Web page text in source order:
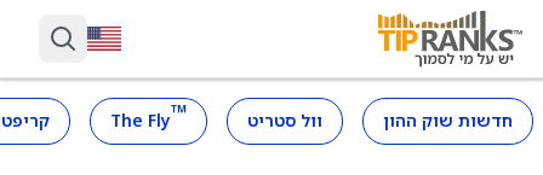
חדשות שוק ההון וול סטריט ™
The Fly